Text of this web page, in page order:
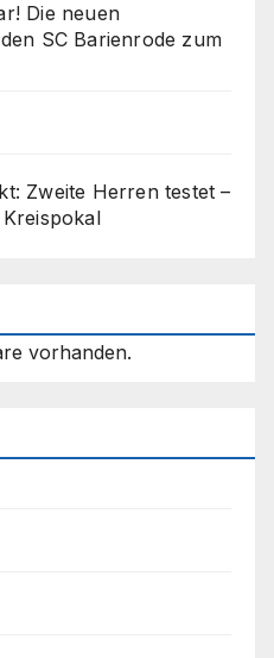
Die neuen
SC Barienrode zum
Zweite Herren testet –
vorhanden.